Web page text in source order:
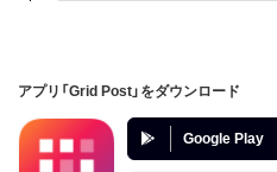
アプリ「Grid Post」をダウンロード
Google Play